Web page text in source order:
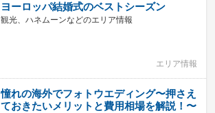
ヨーロッパ結婚式のベストシーズン
観光、ハネムーンなどのエリア情報
エリア情報
憧れの海外でフォトウエディング〜押さえ
ておきたいメリットと費用相場を解説！〜